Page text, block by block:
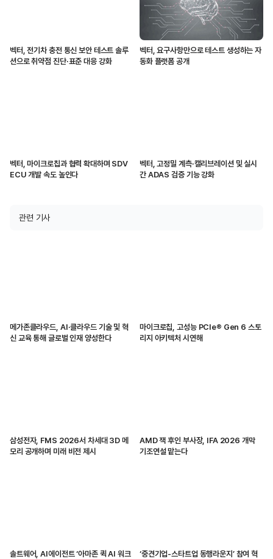
벡터, 전기차 충전 통신 보안 테스트 솔루
션으로 취약점 진단·표준 대응 강화
벡터, 요구사항만으로 테스트 생성하는 자
동화 플랫폼 공개
벡터, 마이크로칩과 협력 확대하며 SDV
ECU 개발 속도 높인다
벡터, 고정밀 계측·캘리브레이션 및 실시
간 ADAS 검증 기능 강화
관련 기사
메가존클라우드, AI·클라우드 기술 및 혁
신 교육 통해 글로벌 인재 양성한다
마이크로칩, 고성능 PCIe® Gen 6 스토
리지 아키텍처 시연해
삼성전자, FMS 2026서 차세대 3D 메
모리 공개하며 미래 비전 제시
AMD 잭 후인 부사장, IFA 2026 개막
기조연설 맡는다
솔트웨어, AI에이전트 ‘아마존 퀵 AI 워크
‘중견기업-스타트업 동행라운지’ 참여 혁